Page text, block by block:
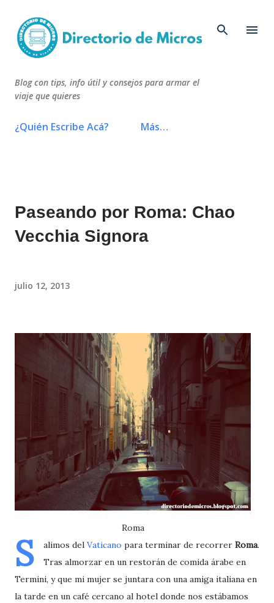
Blog con tips, info útil y consejos para armar el
viaje que quieres
¿Quién Escribe Acá? Más…
Paseando por Roma: Chao
Vecchia Signora
julio 12, 2013
Roma
S alimos del Vaticano para terminar de recorrer Roma.
Tras almorzar en un restorán de comida árabe en
Termini, y que mi mujer se juntara con una amiga italiana en
la tarde en un café cercano al hotel donde nos estábamos